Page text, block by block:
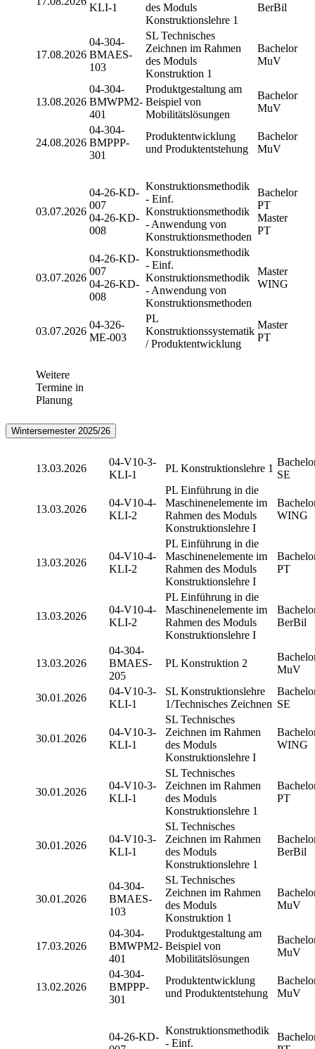
KLI-1
des Moduls
Konstruktionslehre 1
BerBil
17.08.2026
04-304-
BMAES-
103
SL Technisches
Zeichnen im Rahmen
des Moduls
Konstruktion 1
Bachelor
MuV
13.08.2026
04-304-
BMWPM2-
401
Produktgestaltung am
Beispiel von
Mobilitätslösungen
Bachelor
MuV
24.08.2026
04-304-
BMPPP-
301
Produktentwicklung
und Produktentstehung
Bachelor
MuV
03.07.2026
04-26-KD-
007
04-26-KD-
008
Konstruktionsmethodik
- Einf.
Konstruktionsmethodik
- Anwendung von
Konstruktionsmethoden
Bachelor
PT
Master
PT
03.07.2026
04-26-KD-
007
04-26-KD-
008
Konstruktionsmethodik
- Einf.
Konstruktionsmethodik
- Anwendung von
Konstruktionsmethoden
Master
WING
03.07.2026
04-326-
ME-003
PL
Konstruktionssystematik
/ Produktentwicklung
Master
PT
Weitere
Termine in
Planung
Wintersemester 2025/26
13.03.2026
04-V10-3-
KLI-1
PL Konstruktionslehre 1
SE
13.03.2026
04-V10-4-
KLI-2
PL Einführung in die
Maschinenelemente im
Rahmen des Moduls
Konstruktionslehre I
WING
13.03.2026
04-V10-4-
KLI-2
PL Einführung in die
Maschinenelemente im
Rahmen des Moduls
Konstruktionslehre I
PT
13.03.2026
04-V10-4-
KLI-2
PL Einführung in die
Maschinenelemente im
Rahmen des Moduls
Konstruktionslehre I
BerBil
13.03.2026
04-304-
BMAES-
205
PL Konstruktion 2
MuV
30.01.2026
04-V10-3-
KLI-1
SL Konstruktionslehre
1/Technisches Zeichnen SE
30.01.2026
04-V10-3-
KLI-1
SL Technisches
Zeichnen im Rahmen
des Moduls
Konstruktionslehre I
WING
30.01.2026
04-V10-3-
KLI-1
SL Technisches
Zeichnen im Rahmen
des Moduls
Konstruktionslehre 1
PT
30.01.2026
04-V10-3-
KLI-1
SL Technisches
Zeichnen im Rahmen
des Moduls
Konstruktionslehre 1
BerBil
30.01.2026
04-304-
BMAES-
103
SL Technisches
Zeichnen im Rahmen
des Moduls
Konstruktion 1
MuV
17.03.2026
04-304-
BMWPM2-
401
Produktgestaltung am
Beispiel von
Mobilitätslösungen
MuV
13.02.2026
04-304-
BMPPP-
301
Produktentwicklung
und Produktentstehung
MuV
04-26-KD-
Konstruktionsmethodik
- Einf.